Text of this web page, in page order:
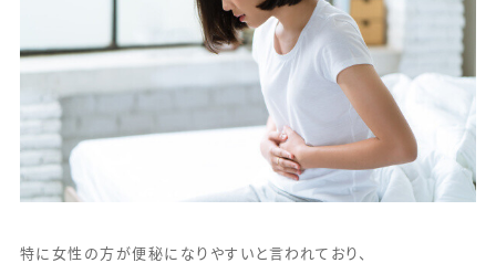
特に女性の方が便秘になりやすいと言われており、